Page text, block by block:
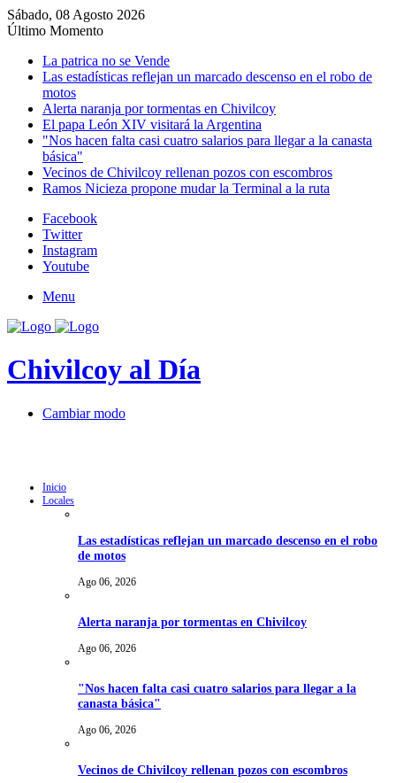
Sábado, 08 Agosto 2026
Último Momento
La patrica no se Vende
Las estadísticas reflejan un marcado descenso en el robo de
motos
Alerta naranja por tormentas en Chivilcoy
El papa León XIV visitará la Argentina
"Nos hacen falta casi cuatro salarios para llegar a la canasta
básica"
Vecinos de Chivilcoy rellenan pozos con escombros
Ramos Nicieza propone mudar la Terminal a la ruta
Facebook
Twitter
Instagram
Youtube
Menu
Chivilcoy al Día
Cambiar modo
Inicio
Locales
Las estadísticas reflejan un marcado descenso en el robo
de motos
Ago 06, 2026
Alerta naranja por tormentas en Chivilcoy
Ago 06, 2026
"Nos hacen falta casi cuatro salarios para llegar a la
canasta básica"
Ago 06, 2026
Vecinos de Chivilcoy rellenan pozos con escombros